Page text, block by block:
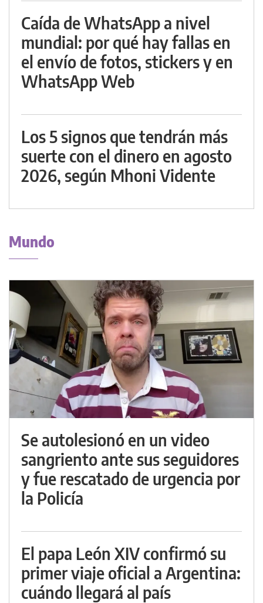
Caída de WhatsApp a nivel
mundial: por qué hay fallas en
el envío de fotos, stickers y en
WhatsApp Web
Los 5 signos que tendrán más
suerte con el dinero en agosto
2026, según Mhoni Vidente
Mundo
Se autolesionó en un video
sangriento ante sus seguidores
y fue rescatado de urgencia por
la Policía
El papa León XIV confirmó su
primer viaje oficial a Argentina:
cuándo llegará al país